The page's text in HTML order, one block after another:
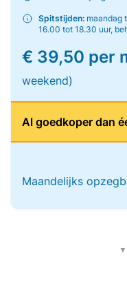
Spitstijden: maandag
16.00 tot 18.30 uur,
€ 39,50 per
weekend)
Al goedkoper dan
Maandelijks
▼